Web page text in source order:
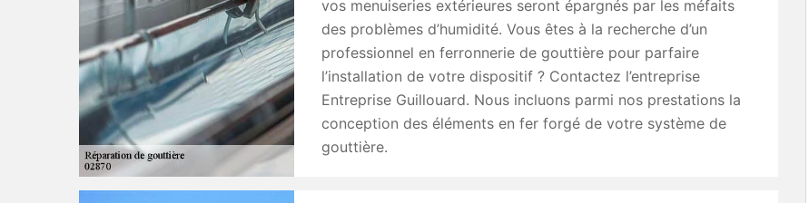
vos menuiseries extérieures seront épargnés par les méfaits
des problèmes d’humidité. Vous êtes à la recherche d’un
professionnel en ferronnerie de gouttière pour parfaire
l’installation de votre dispositif ? Contactez l’entreprise
Entreprise Guillouard. Nous incluons parmi nos prestations la
conception des éléments en fer forgé de votre système de
gouttière.